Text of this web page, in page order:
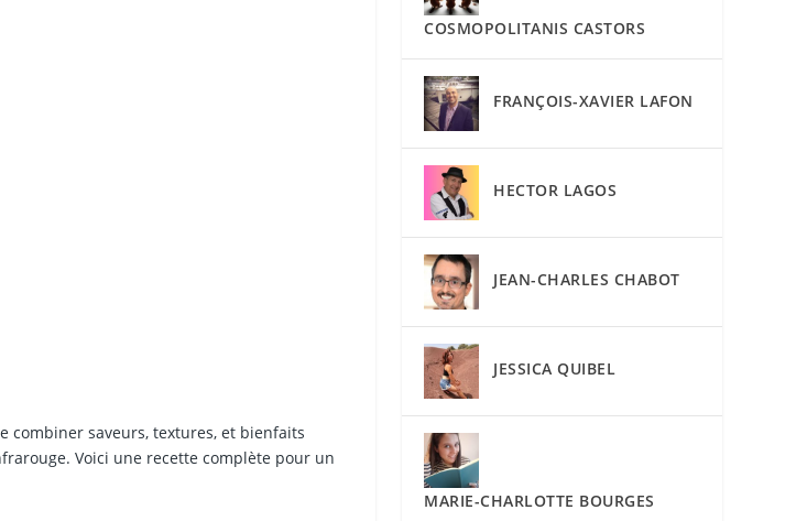
combiner saveurs, textures, et bienfaits
Voici une recette complète pour un
COSMOPOLITANIS CASTORS
FRANÇOIS-XAVIER LAFON
HECTOR LAGOS
JEAN-CHARLES CHABOT
JESSICA QUIBEL
MARIE-CHARLOTTE BOURGES